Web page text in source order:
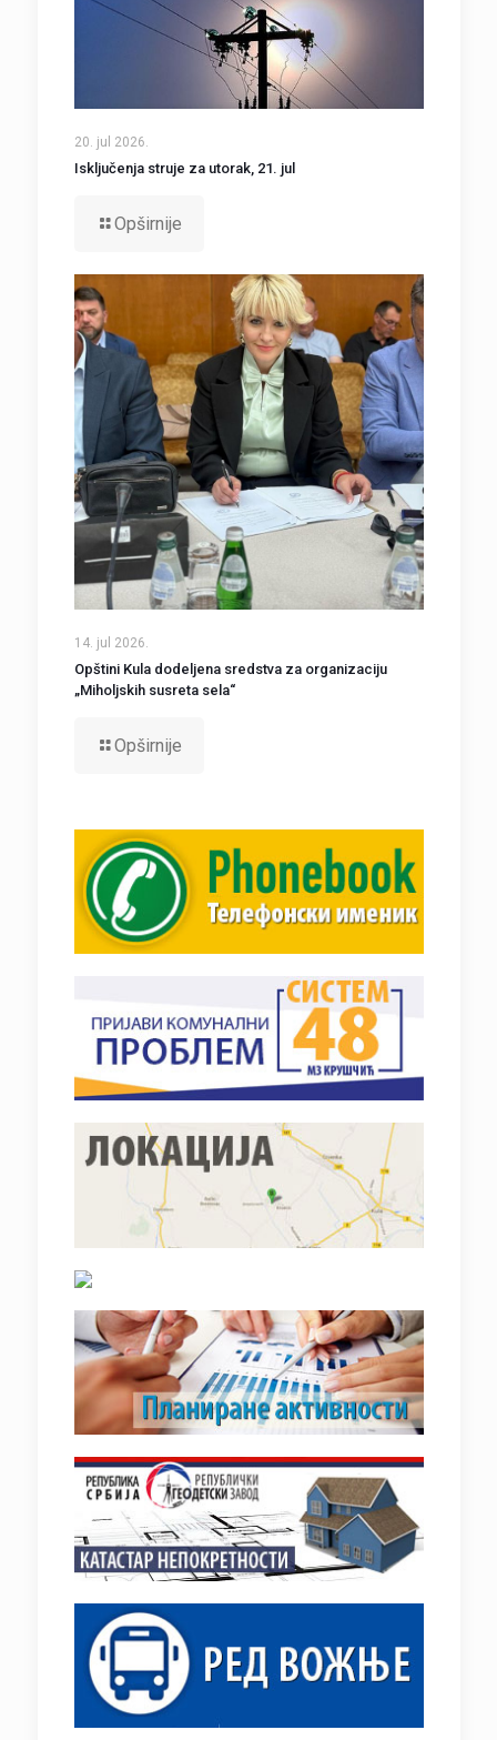
20. jul 2026.
Isključenja struje za utorak, 21. jul
Opširnije
14. jul 2026.
Opštini Kula dodeljena sredstva za organizaciju
„Miholjskih susreta sela“
Opširnije